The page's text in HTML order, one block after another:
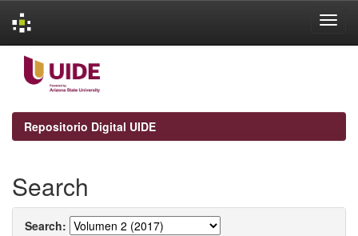
navigation
Repositorio Digital UIDE
Search
Search: